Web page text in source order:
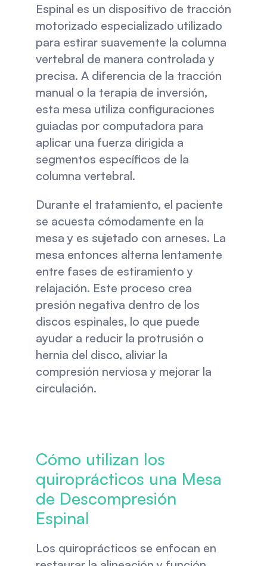
Espinal es un dispositivo de tracción
motorizado especializado utilizado
para estirar suavemente la columna
vertebral de manera controlada y
precisa. A diferencia de la tracción
manual o la terapia de inversión,
esta mesa utiliza configuraciones
guiadas por computadora para
aplicar una fuerza dirigida a
segmentos específicos de la
columna vertebral.
Durante el tratamiento, el paciente
se acuesta cómodamente en la
mesa y es sujetado con arneses. La
mesa entonces alterna lentamente
entre fases de estiramiento y
relajación. Este proceso crea
presión negativa dentro de los
discos espinales, lo que puede
ayudar a reducir la protrusión o
hernia del disco, aliviar la
compresión nerviosa y mejorar la
circulación.
Cómo utilizan los
quiroprácticos una Mesa
de Descompresión
Espinal
Los quiroprácticos se enfocan en